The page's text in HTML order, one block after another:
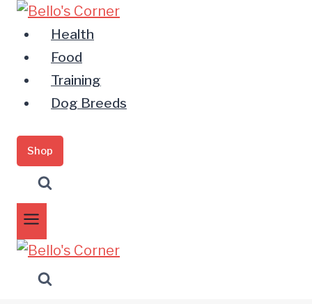
Zum
Inhalt
springen
Health
Food
Training
Dog Breeds
Shop